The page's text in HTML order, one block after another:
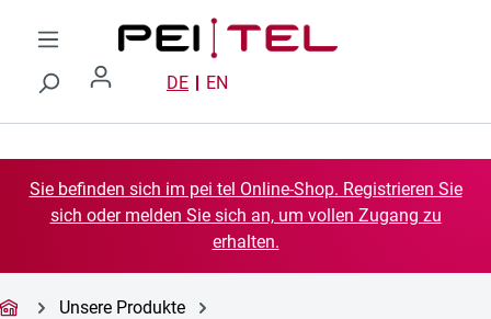
Zum Hauptinhalt springen
DE EN
Sie befinden sich im pei tel Online-Shop. Registrieren Sie
sich oder melden Sie sich an, um vollen Zugang zu
erhalten.
Unsere Produkte